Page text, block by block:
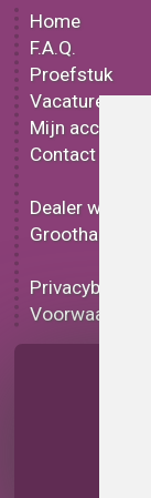
Home
F.A.Q.
Proefstuk
Vacatures
Mijn account
Contact
Dealer worden
Groothandel
Privacybeleid
Voorwaarden